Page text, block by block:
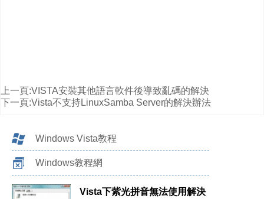
上一頁:VISTA安裝其他語言軟件後導致亂碼的解決
下一頁:Vista不支持LinuxSamba Server的解決辦法
Windows Vista教程
Windows教程網
Vista下紫光拼音無法使用解決